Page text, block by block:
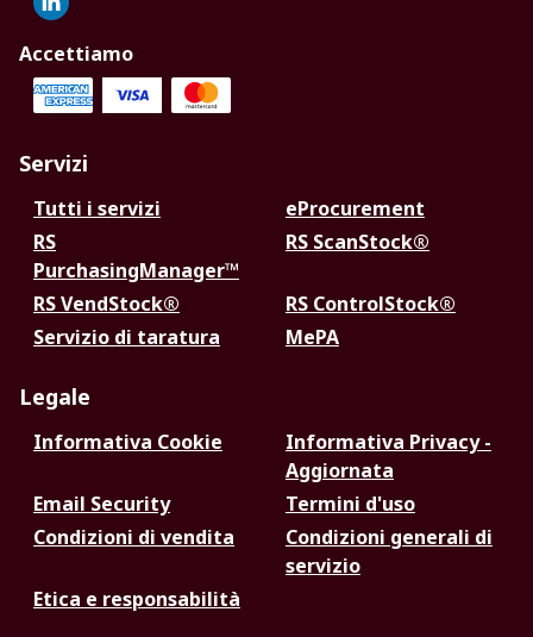
Accettiamo
Servizi
Tutti i servizi
eProcurement
RS
PurchasingManager™
RS ScanStock®
RS VendStock®
RS ControlStock®
Servizio di taratura
MePA
Legale
Informativa Cookie
Informativa Privacy -
Aggiornata
Email Security
Termini d'uso
Condizioni di vendita
Condizioni generali di
servizio
Etica e responsabilità